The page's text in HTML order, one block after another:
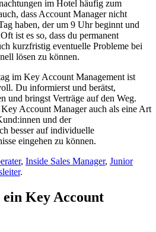
im Hotel häufig zum
dass Account Manager nicht
haben, der um 9 Uhr beginnt und
ist es so, dass du permanent
kurzfristig eventuelle Probleme bei
lösen zu können.
im Key Account Management ist
Du informierst und berätst,
und bringst Verträge auf den Weg.
Account Manager auch als eine Art
und der
besser auf individuelle
eingehen zu können.
, Inside Sales Manager, Junior
.
Key Account